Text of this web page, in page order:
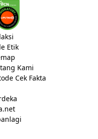
Etik
Kami
Cek Fakta